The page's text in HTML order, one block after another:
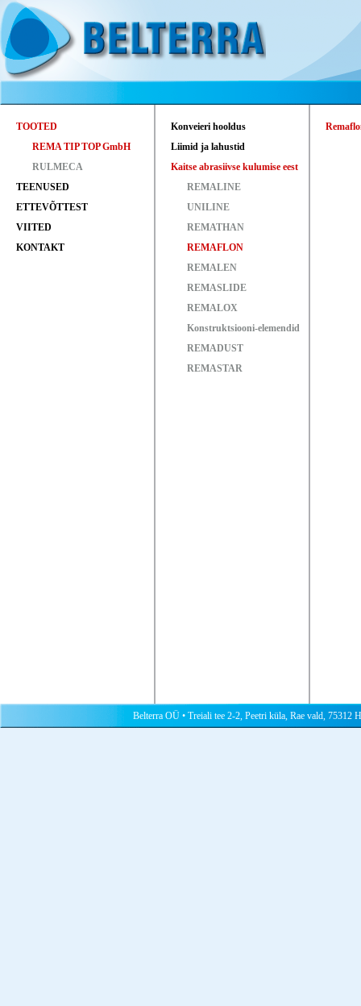
TOOTED
REMA TIP TOP GmbH
RULMECA
TEENUSED
ETTEVÕTTEST
VIITED
KONTAKT
Konveieri hooldus
Liimid ja lahustid
Kaitse abrasiivse kulumise eest
REMALINE
UNILINE
REMATHAN
REMAFLON
REMALEN
REMASLIDE
REMALOX
Konstruktsiooni-elemendid
REMADUST
REMASTAR
Belterra OÜ • Treiali tee 2-2, Peetri küla, Rae vald, 75312